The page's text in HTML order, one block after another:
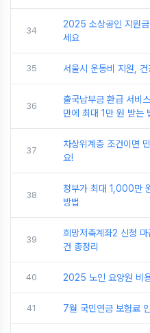
34
2025 소상공인 지원
세요
35 서울시 운동비 지원,
36
출국납부금 환급 서비
만에 최대 1만 원 받는
37
차상위계층 조건이면
요!
38
정부가 최대 1,000만
방법
39
희망저축계좌2 신청
건 총정리
40 2025 노인 요양원 비
41 7월 국민연금 보험료